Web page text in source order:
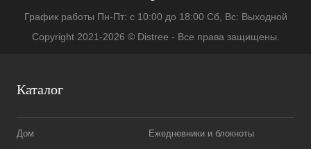
Каталог
Дом Ежедневники и блокноты
График работы Пн-Пт: с 10:00 до 18:00 Сб, Вс: Выходной
Copyright 2021-2026 © Distree - Все права защищены.